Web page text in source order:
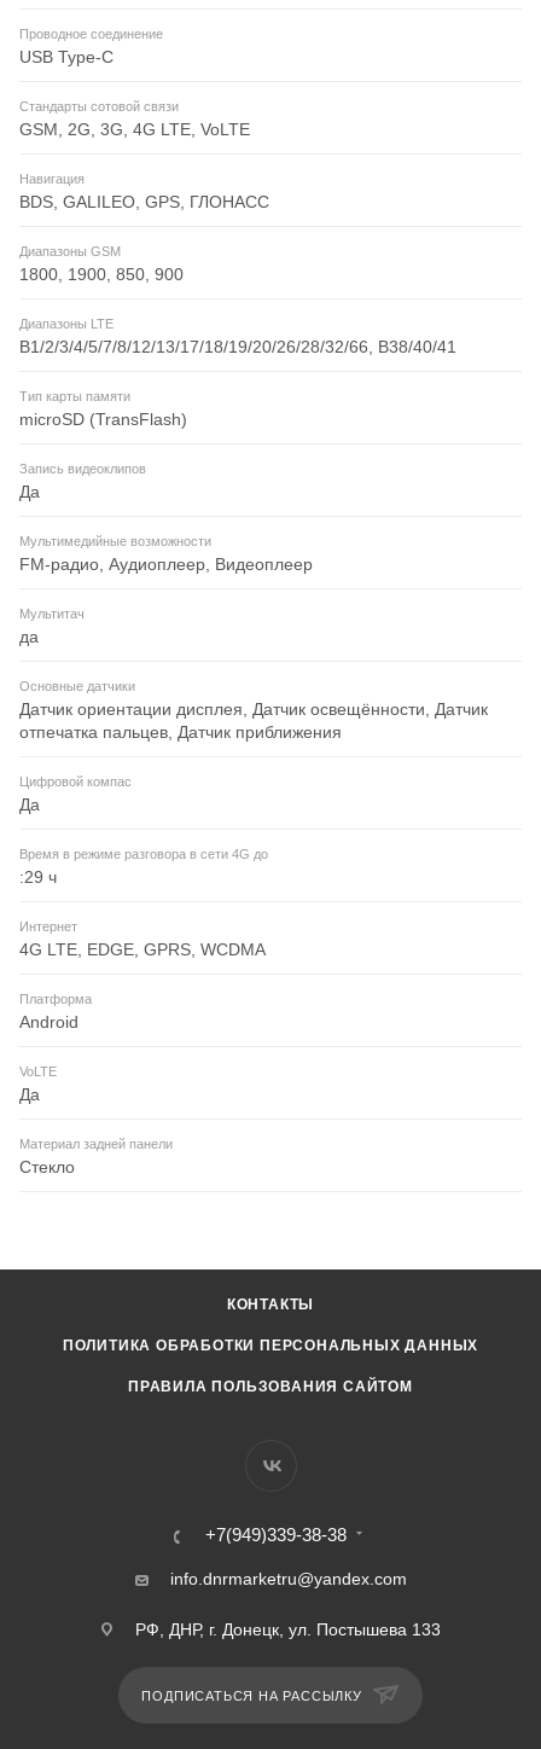
Проводное соединение
USB Type-C
Стандарты сотовой связи
GSM, 2G, 3G, 4G LTE, VoLTE
Навигация
BDS, GALILEO, GPS, ГЛОНАСС
Диапазоны GSM
1800, 1900, 850, 900
Диапазоны LTE
B1/2/3/4/5/7/8/12/13/17/18/19/20/26/28/32/66, B38/40/41
Тип карты памяти
microSD (TransFlash)
Запись видеоклипов
Да
Мультимедийные возможности
FM-радио, Аудиоплеер, Видеоплеер
Мультитач
да
Основные датчики
Датчик ориентации дисплея, Датчик освещённости, Датчик
отпечатка пальцев, Датчик приближения
Цифровой компас
Да
Время в режиме разговора в сети 4G до
:29 ч
Интернет
4G LTE, EDGE, GPRS, WCDMA
Платформа
Android
VoLTE
Да
Материал задней панели
Стекло
КОНТАКТЫ
ПОЛИТИКА ОБРАБОТКИ ПЕРСОНАЛЬНЫХ ДАННЫХ
ПРАВИЛА ПОЛЬЗОВАНИЯ САЙТОМ
+7(949)339-38-38
info.dnrmarketru@yandex.com
РФ, ДНР, г. Донецк, ул. Постышева 133
ПОДПИСАТЬСЯ НА РАССЫЛКУ